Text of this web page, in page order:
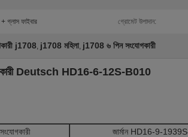
গ্লাস ফাইবার গ্রোমেট উপাদান:
j1708, j1708 মহিলা, j1708 ৬ পিন সংযোগকারী
Deutsch HD16-6-12S-B010
জার্মান HD16-9-